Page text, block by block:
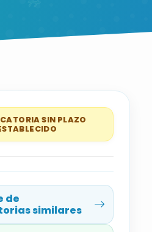
SIN PLAZO
de
similares